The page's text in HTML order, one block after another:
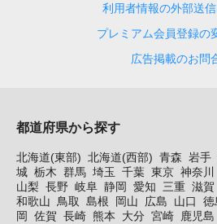
利用者情報の外部送
プレミアム会員登録の
広告掲載のお問
都道府県から探す
北海道(東部) 北海道(西部) 青森 岩手
城 栃木 群馬 埼玉 千葉 東京 神奈川
山梨 長野 岐阜 静岡 愛知 三重 滋賀
和歌山 鳥取 島根 岡山 広島 山口 徳
岡
佐賀 長崎 熊本 大分 宮崎 鹿児島